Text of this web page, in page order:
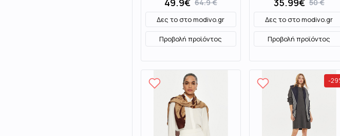
64.9€
Δες το στοmodivo.gr
Προβολή προϊόντος
50€
Δες το στοmodivo.gr
Προβολή προϊόντος
-29